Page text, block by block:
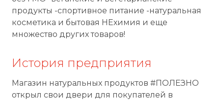
продукты -спортивное питание -натуральная
косметика и бытовая НЕхимия и еще
множество других товаров!
История предприятия
Магазин натуральных продуктов #ПОЛЕЗНО
открыл свои двери для покупателей в